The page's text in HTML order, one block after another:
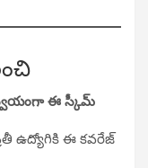
ఈ స్కీమ్
ఉద్యోగికి ఈ కవరేజ్